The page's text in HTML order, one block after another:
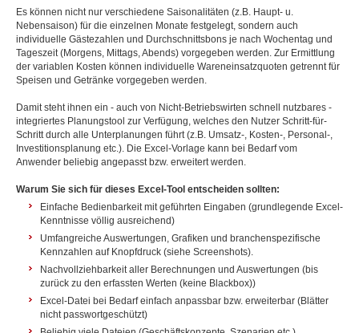
Es können nicht nur verschiedene Saisonalitäten (z.B. Haupt- u.
Nebensaison) für die einzelnen Monate festgelegt, sondern auch
individuelle Gästezahlen und Durchschnittsbons je nach Wochentag und
Tageszeit (Morgens, Mittags, Abends) vorgegeben werden. Zur Ermittlung
der variablen Kosten können individuelle Wareneinsatzquoten getrennt für
Speisen und Getränke vorgegeben werden.
Damit steht ihnen ein - auch von Nicht-Betriebswirten schnell nutzbares -
integriertes Planungstool zur Verfügung, welches den Nutzer Schritt-für-
Schritt durch alle Unterplanungen führt (z.B. Umsatz-, Kosten-, Personal-,
Investitionsplanung etc.). Die Excel-Vorlage kann bei Bedarf vom
Anwender beliebig angepasst bzw. erweitert werden.
Warum Sie sich für dieses Excel-Tool entscheiden sollten:
Einfache Bedienbarkeit mit geführten Eingaben (grundlegende Excel-
Kenntnisse völlig ausreichend)
Umfangreiche Auswertungen, Grafiken und branchenspezifische
Kennzahlen auf Knopfdruck (siehe Screenshots).
Nachvollziehbarkeit aller Berechnungen und Auswertungen (bis
zurück zu den erfassten Werten (keine Blackbox))
Excel-Datei bei Bedarf einfach anpassbar bzw. erweiterbar (Blätter
nicht passwortgeschützt)